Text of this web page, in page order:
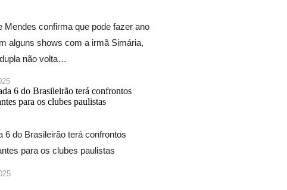
Mendes confirma que pode fazer ano
alguns shows com a irmã Simária,
não volta…
6 do Brasileirão terá confrontos
para os clubes paulistas